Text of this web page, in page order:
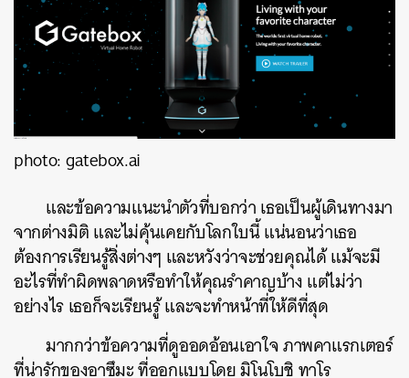
photo: gatebox.ai
และข้อความแนะนำตัวที่บอกว่า เธอเป็นผู้เดินทางมา
จากต่างมิติ และไม่คุ้นเคยกับโลกใบนี้ แน่นอนว่าเธอ
ต้องการเรียนรู้สิ่งต่างๆ และหวังว่าจะช่วยคุณได้ แม้จะมี
อะไรที่ทำผิดพลาดหรือทำให้คุณรำคาญบ้าง แต่ไม่ว่า
อย่างไร เธอก็จะเรียนรู้ และจะทำหน้าที่ให้ดีที่สุด
มากกว่าข้อความที่ดูออดอ้อนเอาใจ ภาพคาแรกเตอร์
ที่น่ารักของอาซึมะ ที่ออกแบบโดย มิโนโบชิ ทาโร
ค้นหา
SHARE TWEET LINE EMAIL